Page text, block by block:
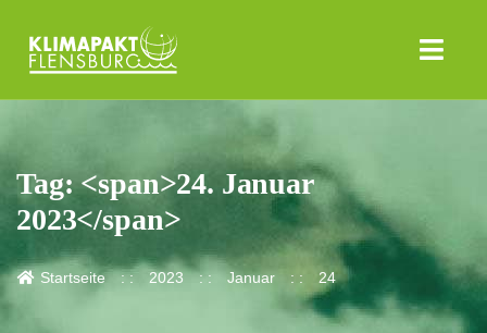
Tag: <span>24. Januar
2023</span>
Startseite 2023 Januar 24